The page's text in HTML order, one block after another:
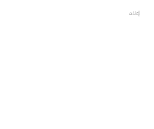
إعلان